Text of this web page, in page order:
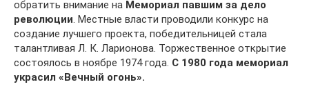
обратить внимание на Мемориал павшим за дело
революции. Местные власти проводили конкурс на
создание лучшего проекта, победительницей стала
талантливая Л. К. Ларионова. Торжественное открытие
состоялось в ноябре 1974 года. С 1980 года мемориал
украсил «Вечный огонь».